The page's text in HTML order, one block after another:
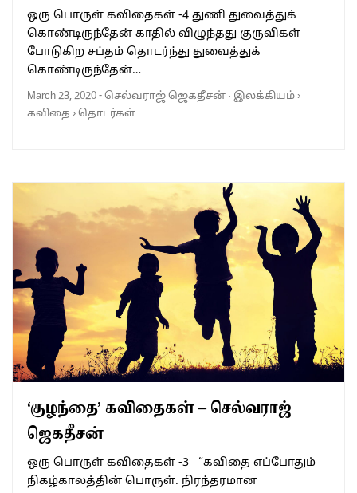
ஒரு பொருள் கவிதைகள் -4 துணி துவைத்துக்
கொண்டிருந்தேன் காதில் விழுந்தது குருவிகள்
போடுகிற சப்தம் தொடர்ந்து துவைத்துக்
கொண்டிருந்தேன்…
March 23, 2020-செல்வராஜ் ஜெகதீசன் · இலக்கியம்›
கவிதை ›தொடர்கள்
‘குழந்தை’ கவிதைகள் – செல்வராஜ்
ஜெகதீசன்
ஒரு பொருள் கவிதைகள் -3 “கவிதை எப்போதும்
நிகழ்காலத்தின் பொருள். நிரந்தரமான